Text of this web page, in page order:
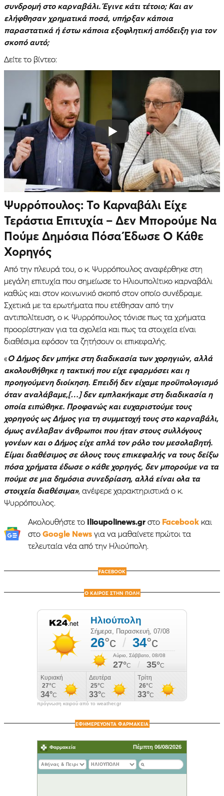
συνδρομή στο καρναβάλι. Έγινε κάτι τέτοιο; Και αν
ελήφθησαν χρηματικά ποσά, υπήρξαν κάποια
παραστατικά ή έστω κάποια εξοφλητική απόδειξη για τον
σκοπό αυτό;
Δείτε το βίντεο:
Ψυρρόπουλος: Το Καρναβάλι Είχε
Τεράστια Επιτυχία – Δεν Μπορούμε Να
Πούμε Δημόσια Πόσα Έδωσε Ο Κάθε
Χορηγός
Από την πλευρά του, ο κ. Ψυρρόπουλος αναφέρθηκε στη
μεγάλη επιτυχία που σημείωσε το Ηλιουπολίτικο καρναβάλι
καθώς και στον κοινωνικό σκοπό στον οποίο συνέδραμε.
Σχετικά με τα ερωτήματα που ετέθησαν από την
αντιπολίτευση, ο κ. Ψυρρόπουλος τόνισε πως τα χρήματα
προορίστηκαν για τα σχολεία και πως τα στοιχεία είναι
διαθέσιμα εφόσον τα ζητήσουν οι επικεφαλής.
«Ο Δήμος δεν μπήκε στη διαδικασία των χορηγιών, αλλά
ακολουθήθηκε η τακτική που είχε εφαρμόσει και η
προηγούμενη διοίκηση. Επειδή δεν είχαμε προϋπολογισμό
όταν αναλάβαμε,[…] δεν εμπλακήκαμε στη διαδικασία η
οποία ειπώθηκε. Προφανώς και ευχαριστούμε τους
χορηγούς ως Δήμος για τη συμμετοχή τους στο καρναβάλι,
όμως ανέλαβαν άνθρωποι που ήταν στους συλλόγους
γονέων και ο Δήμος είχε απλά τον ρόλο του μεσολαβητή.
Είμαι διαθέσιμος σε όλους τους επικεφαλής να τους δείξω
πόσα χρήματα έδωσε ο κάθε χορηγός, δεν μπορούμε να τα
πούμε σε μια δημόσια συνεδρίαση, αλλά είναι ολα τα
στοιχεία διαθέσιμα», ανέφερε χαρακτηριστικά ο κ.
Ψυρρόπουλος.
Ακολουθήστε το Ilioupolinews.grστο Facebookκαι
στο Google Newsγια να μαθαίνετε πρώτοι τα
τελευταία νέα από την Ηλιούπολη.
FACEBOOK
Ο ΚΑΙΡΟΣ ΣΤΗΝ ΠΟΛΗ
πρόγνωση καιρού από το weather.gr
ΕΦΗΜΕΡΕΥΟΝΤΑ ΦΑΡΜΑΚΕΙΑ